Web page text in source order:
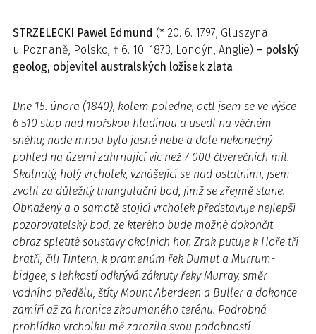
STRZELECKI Pawel Edmund (* 20. 6. 1797, Gluszyna
u Poznaně, Polsko, † 6. 10. 1873, Londýn, Anglie) – polský
geolog, objevitel australských ložisek zlata
Dne 15. února (1840), kolem poledne, octl jsem se ve výšce
6 510 stop nad mořskou hladinou a usedl na věčném
sněhu; nade mnou bylo jasné nebe a dole nekonečný
pohled na území zahrnující víc než 7 000 čtverečních mil.
Skalnatý, holý ­vrcholek, vznášející se nad ostatními, jsem
zvolil za důležitý triangulační bod, jímž se zřejmě stane.
Obnažený a o samotě stojící vrcholek představuje nejlepší
pozorovatelský bod, ze kterého bude možné dokončit
obraz spletité soustavy okolních hor. Zrak putuje k Hoře tří
bratří, čili Tintern, k pramenům řek Dumut a Murrum­
bidgee, s lehkostí odkrývá zákruty řeky Murray, směr
vodního předělu, štíty Mount Aberdeen a Buller a dokonce
zamíří až za hranice zkoumaného terénu. Podrobná
prohlídka vrcholku mě zarazila svou podobností